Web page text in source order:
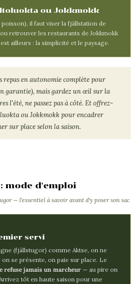
ou Jokkmokk
il faut viser la fjällstation de
retrouver les restaurants de Jokkmokk
ailleurs : la simplicité et le paysage.
repas en autonomie complète pour
garantie), mais gardez un œil sur la
l'été, ne passez pas à côté. Et offrez-
ou Jokkmokk pour encadrer
sur place selon la saison.
: mode d'emploi
— l'essentiel à savoir avant d'y poser son sac
servi
(fjällstugor) comme Aktse, on ne
se présente, on paie sur place. Le
refuse jamais un marcheur— au pire on
tôt en haute saison pour une